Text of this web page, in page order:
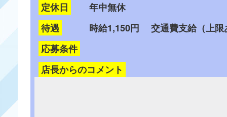
定休日
年中無休
待遇
時給1,150円 交通費支給（上限
応募条件
店長からのコメント